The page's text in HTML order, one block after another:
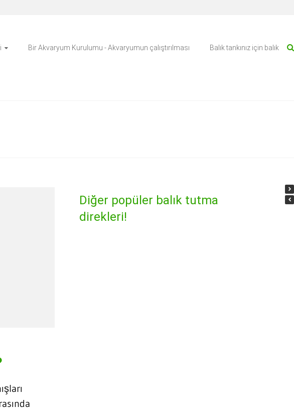
Bir Akvaryum Kurulumu - Akvaryumun çalıştırılması Balık tankınız için balık
Diğer popüler balık tutma
direkleri!